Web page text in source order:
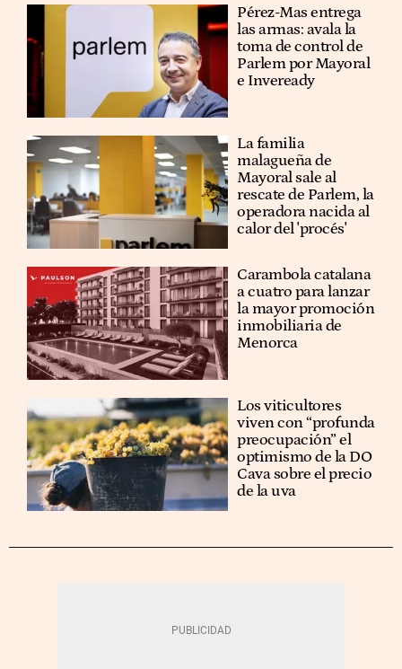
Pérez-Mas entrega
las armas: avala la
toma de control de
Parlem por Mayoral
e Inveready
La familia
malagueña de
Mayoral sale al
rescate de Parlem, la
operadora nacida al
calor del 'procés'
Carambola catalana
a cuatro para lanzar
la mayor promoción
inmobiliaria de
Menorca
Los viticultores
viven con “profunda
preocupación” el
optimismo de la DO
Cava sobre el precio
de la uva